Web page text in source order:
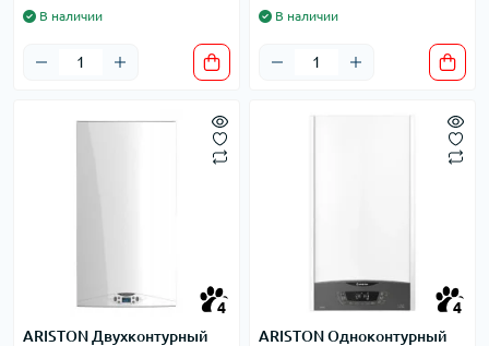
В наличии В наличии
4
ARISTON Двухконтурный
4
ARISTON Одноконтурный